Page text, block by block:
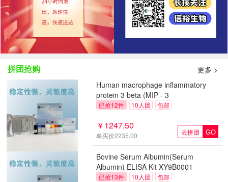
信裕生物端午放假通知
信裕生物-2021五一放假通知
信裕生物2021年春节放假通知
【放假通知】迎元旦，跨新年
拼团抢购
更多 >
Human macrophage inflammatory
protein 3 beta (MIP - 3
beta/ELC/CCL19) ELISA Kit
已抢12件 10人团 包邮
￥1247.50
单买价2235.00 GO
去拼团
Bovine Serum Albumin(Serum
Albumin) ELISA Kit XY9B0001
已抢13件 10人团 包邮